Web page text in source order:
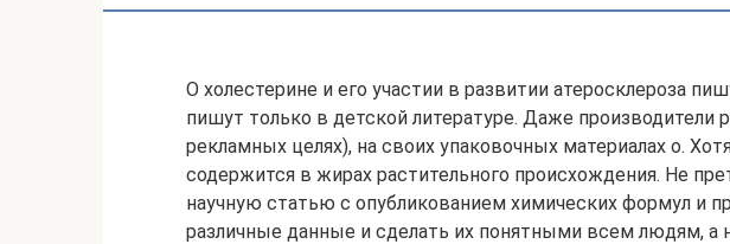
О холестерине и его участии в развитии атеросклероза
пишут только в детской литературе. Даже производители
рекламных целях), на своих упаковочных материалах о.
содержится в жирах растительного происхождения. Не
научную статью с опубликованием химических формул и
различные данные и сделать их понятными всем людям, а